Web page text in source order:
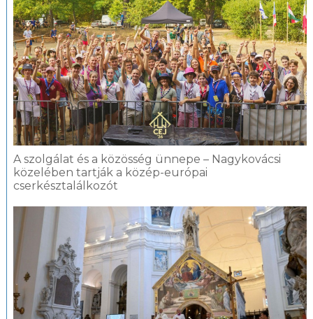
A szolgálat és a közösség ünnepe – Nagykovácsi
közelében tartják a közép-európai
cserkésztalálkozót